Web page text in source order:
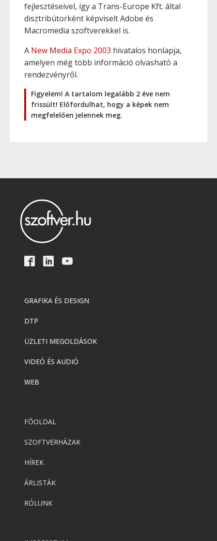
fejlesztéseivel, így a Trans-Europe Kft. által
disztribútorként képviselt Adobe és
Macromedia szoftverekkel is.
A New Media Expo 2003 hivatalos honlapja,
amelyen még több információ olvasható a
rendezvényről.
Figyelem! A tartalom legalább 2 éve nem
frissült! Előfordulhat, hogy a képek nem
megfelelően jelennek meg.
GRAFIKA ÉS DESIGN
DTP
ÜZLETI MEGOLDÁSOK
VIDEÓ ÉS AUDIÓ
WEB
FŐOLDAL
SZOFTVERHÁZAK
HÍREK
ÁRLISTÁK
RÓLUNK